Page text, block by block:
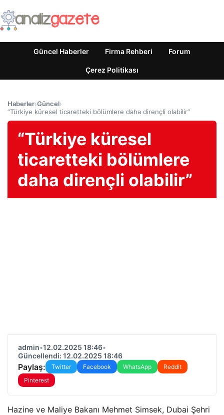
Güncel Haberler Firma Rehberi Forum
Çerez Politikası
Haberler›Güncel›
“Türkiye küresel ticaretteki bölümlere daha dirençli olabilir”
“Türkiye küresel
ticaretteki bölümlere
daha dirençli olabilir”
admin•12.02.2025 18:46•
Güncellendi: 12.02.2025 18:46
Paylaş: Twitter Facebook WhatsApp
Reddit
Pinterest
Hazine ve Maliye Bakanı Mehmet Simsek, Dubai Şehri